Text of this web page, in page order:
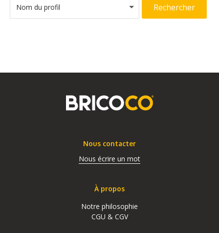
Nom du profil Rechercher
Nous contacter
Nous écrire un mot
À propos
Notre philosophie
CGU & CGV